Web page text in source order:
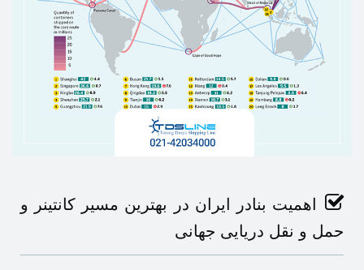
اهمیت بنادر ایران در بهترین مسیر کانتینر و
حمل و نقل دریایی جهانی